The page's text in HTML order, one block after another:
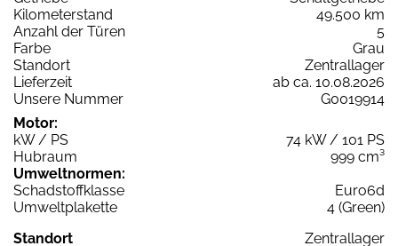
Kilometerstand
49.500 km
Anzahl der Türen
5
Farbe
Grau
Standort
Zentrallager
Lieferzeit
ab ca. 10.08.2026
Unsere Nummer
G0019914
Motor:
kW / PS
74 kW / 101 PS
Hubraum
999 cm³
Umweltnormen:
Schadstoffklasse
Euro6d
Umweltplakette
4 (Green)
Standort
Zentrallager